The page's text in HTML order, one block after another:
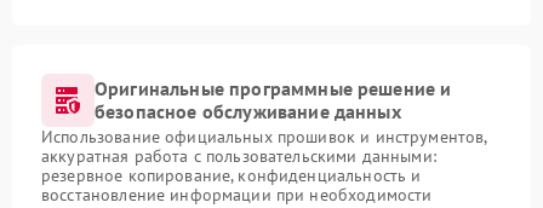
Оригинальные программные решение и
безопасное обслуживание данных
Использование официальных прошивок и инструментов,
аккуратная работа с пользовательскими данными:
резервное копирование, конфиденциальность и
восстановление информации при необходимости